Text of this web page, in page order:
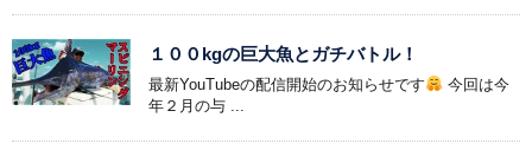
１００kgの巨大魚とガチバトル！
最新YouTubeの配信開始のお知らせです
今回は今
年２月の与 ...